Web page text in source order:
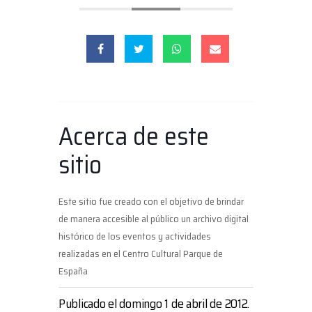
Acerca de este
sitio
Este sitio fue creado con el objetivo de brindar
de manera accesible al público un archivo digital
histórico de los eventos y actividades
realizadas en el Centro Cultural Parque de
España
Publicado el domingo 1 de abril de 2012.